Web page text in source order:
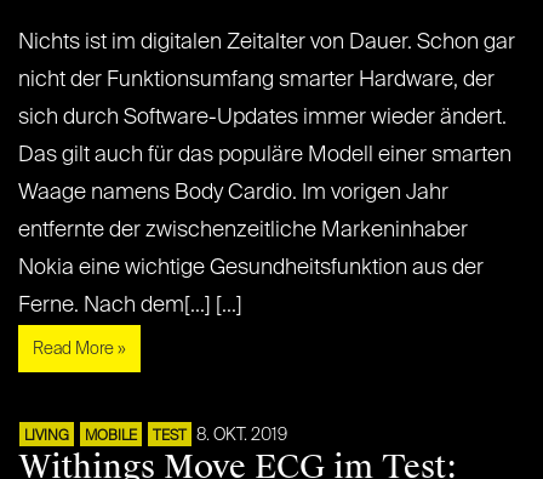
Nichts ist im digitalen Zeitalter von Dauer. Schon gar
nicht der Funktionsumfang smarter Hardware, der
sich durch Software-Updates immer wieder ändert.
Das gilt auch für das populäre Modell einer smarten
Waage namens Body Cardio. Im vorigen Jahr
entfernte der zwischenzeitliche Markeninhaber
Nokia eine wichtige Gesundheitsfunktion aus der
Ferne. Nach dem[...] [...]
Read More »
LIVING MOBILE TEST 8. OKT. 2019
Withings Move ECG im Test: